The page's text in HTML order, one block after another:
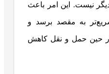
دیگر نیست. این امر باعث
به مقصد برسد و
حین حمل و نقل کاهش